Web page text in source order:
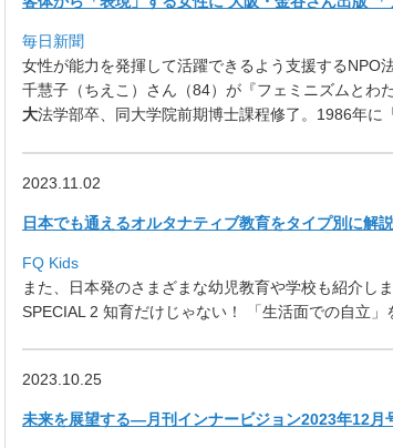
毎日新聞
女性が能力を発揮して活躍できるよう支援するNPO
千慧子（ちえこ）さん（84）が『フェミニズムとわ
大法学部卒、同大学院前期博士課程修了。 1986年に
2023.11.02
日本でも通えるオルタナティブ教育をタイプ別に解
FQ Kids
また、日本発のさまざまな幼児教育や学校も紹介し
SPECIAL 2 知育だけじゃない！ 「生活面での自立」
2023.10.25
未来を展望する—月刊インナービジョン2023年12月